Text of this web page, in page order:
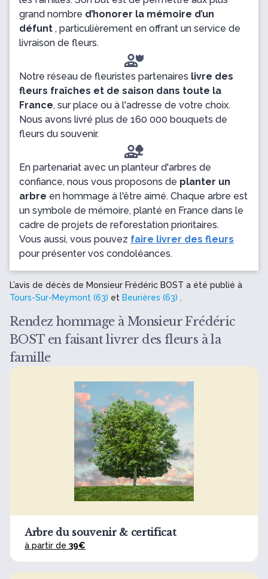
grand nombre d’honorer la mémoire d’un
défunt , particulièrement en offrant un service de
livraison de fleurs.
Notre réseau de fleuristes partenaires livre des
fleurs fraîches et de saison dans toute la
France, sur place ou à l'adresse de votre choix.
Nous avons livré plus de 160 000 bouquets de
fleurs du souvenir.
En partenariat avec un planteur d'arbres de
confiance, nous vous proposons de planter un
arbre en hommage à l'être aimé. Chaque arbre est
un symbole de mémoire, planté en France dans le
cadre de projets de reforestation prioritaires.
Vous aussi, vous pouvez faire livrer des fleurs
pour présenter vos condoléances.
L’avis de décès de Monsieur Frédéric BOST a été publié à
Tours-Sur-Meymont (63) et Beurières (63) .
Rendez hommage à Monsieur Frédéric
BOST en faisant livrer des fleurs à la
famille
Arbre du souvenir & certificat
à partir de 39€